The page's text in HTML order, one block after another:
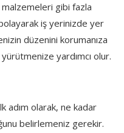
gibi fazla
iş yerinizde yer
düzenini korumanıza
yardımcı olur.
adım olarak, ne kadar
belirlemeniz gerekir.